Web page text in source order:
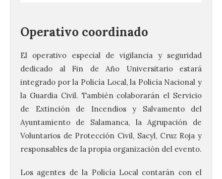
Operativo coordinado
El operativo especial de vigilancia y seguridad
dedicado al Fin de Año Universitario estará
integrado por la Policía Local, la Policía Nacional y
la Guardia Civil. También colaborarán el Servicio
de Extinción de Incendios y Salvamento del
Ayuntamiento de Salamanca, la Agrupación de
Voluntarios de Protección Civil, Sacyl, Cruz Roja y
responsables de la propia organización del evento.
Los agentes de la Policía Local contarán con el